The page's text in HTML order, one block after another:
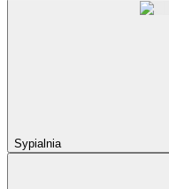
Sypialnia